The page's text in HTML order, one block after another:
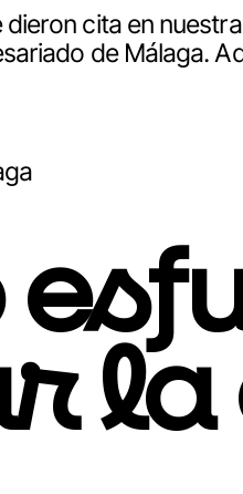
cita en
de Málaga.
la